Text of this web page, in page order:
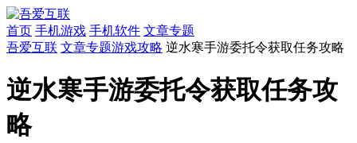
首页 手机游戏 手机软件 文章专题
吾爱互联 文章专题游戏攻略 逆水寒手游委托令获取任务攻略
逆水寒手游委托令获取任务攻
略